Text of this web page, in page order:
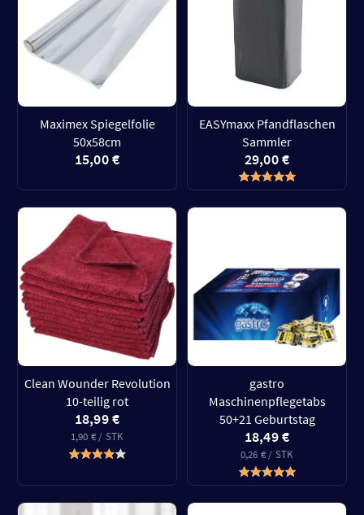
Maximex Spiegelfolie
50x58cm
15,00 €
EASYmaxx Pfandflaschen
Sammler
29,00 €
Clean Wounder Revolution
10-teilig rot
18,99 €
1,90 € / STK
gastro
Maschinenpflegetabs
50+21 Geburtstag
18,49 €
0,26 € / STK